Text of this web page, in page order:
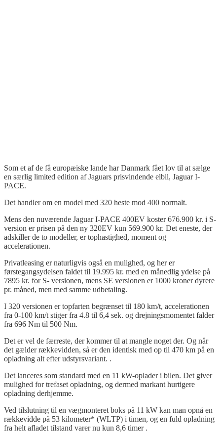
Som et afde få europæiske lande harDanmark fået lov til at sælge
en særlig limited edition af Jaguars prisvindende elbil, Jaguar I-
PACE.
Det handler om en model med 320 heste mod 400 normalt.
Mens den nuværende Jaguar I-PACE 400EV koster 676.900 kr. i S-
version erprisen på den ny 320EV kun 569.900 kr. Det eneste, der
adskillerde to modeller, ertophastighed, moment og
accelerationen.
Privatleasing ernaturligvis også en mulighed, og herer
førstegangsydelsen faldet til 19.995 kr. med en månedlig ydelse på
7895 kr. for S- versionen, mens SE versionen er 1000 kroner dyrere
pr. måned, men med samme udbetaling.
I 320 versionen ertopfarten begrænset til 180 km/t, accelerationen
fra 0-100 km/t stiger fra 4.8 til 6,4 sek. og drejningsmomentet falder
fra 696 Nm til 500 Nm.
Det er vel de færreste, derkommer til at mangle noget der. Og når
det gælder rækkevidden, så er den identisk med op til 470 km på en
opladning alt efter udstyrsvariant. .
Det lanceres som standard med en 11 kW-opladeri bilen. Det giver
mulighed fortrefaset opladning, og dermed markant hurtigere
opladning derhjemme.
Ved tilslutning til en vægmonteret boks på 11 kW kan man opnå en
rækkevidde på 53 kilometer* (WLTP) i timen, og en fuld opladning
fra helt afladet tilstand varer nu kun 8,6 timer.